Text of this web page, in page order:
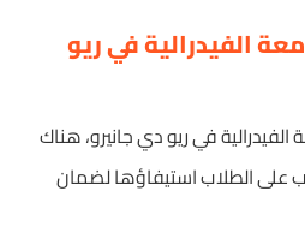
الفيدرالية في ريو
في ريو دي جانيرو، هناك
على الطلاب استيفاؤها لضمان